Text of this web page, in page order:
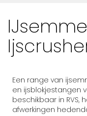
Een range van
en ijsblokjestangen
beschikbaar in RVS,
afwerkingen